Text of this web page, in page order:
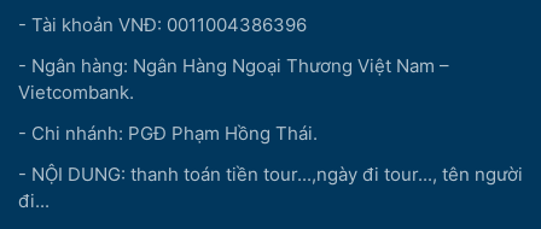
- Tài khoản VNĐ: 0011004386396
- Ngân hàng: Ngân Hàng Ngoại Thương Việt Nam –
Vietcombank.
- Chi nhánh: PGĐ Phạm Hồng Thái.
- NỘI DUNG: thanh toán tiền tour...,ngày đi tour..., tên người
đi...